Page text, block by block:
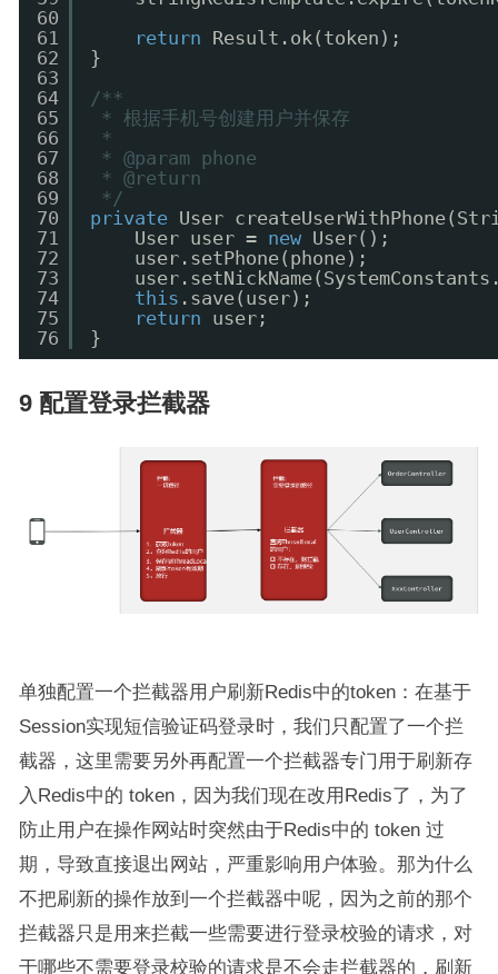
60
61
62
63
64
65
66
67
68
69
70
71
72
73
74
75
76
return
Result.ok(token);
}
/**
* 根据手机号创建用户并保存
*
* @param phone
* @return
*/
private User
User user = new User();
user.setPhone(phone);
this .save(user);
return
user;
}
9 配置登录拦截器
单独配置一个拦截器用户刷新Redis中的token：在基于
Session实现短信验证码登录时，我们只配置了一个拦
截器，这里需要另外再配置一个拦截器专门用于刷新存
入Redis中的 token，因为我们现在改用Redis了，为了
防止用户在操作网站时突然由于Redis中的 token 过
期，导致直接退出网站，严重影响用户体验。那为什么
不把刷新的操作放到一个拦截器中呢，因为之前的那个
拦截器只是用来拦截一些需要进行登录校验的请求，对
于哪些不需要登录校验的请求是不会走拦截器的，刷新